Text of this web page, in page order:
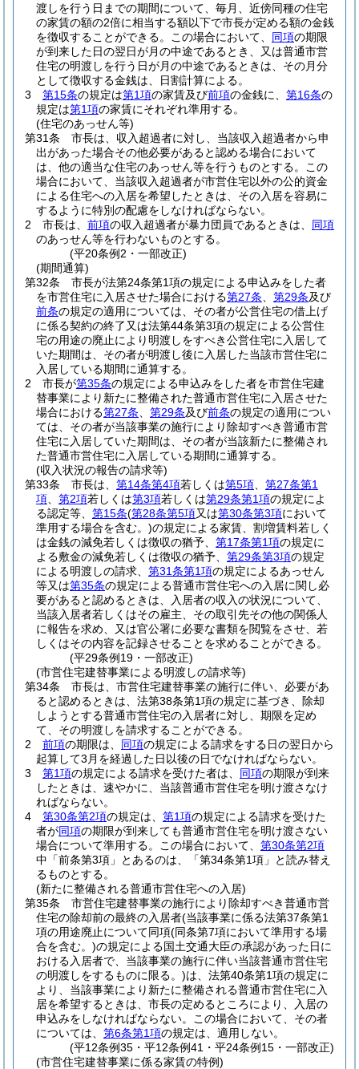
渡しを行う日までの期間について、毎月、近傍同種の住宅
の家賃の額の2倍に相当する額以下で市長が定める額の金銭
を徴収することができる。
この場合において、 同項の期限
が到来した日の翌日が月の中途であるとき、又は普通市営
住宅の明渡しを行う日が月の中途であるときは、その月分
として徴収する金銭は、日割計算による。
3
第15条の規定は第1項の家賃及び前項の金銭に、 第16条の
規定は第1項の家賃にそれぞれ準用する。
(住宅のあっせん等)
第31条
市長は、収入超過者に対し、当該収入超過者から申
出があった場合その他必要があると認める場合において
は、他の適当な住宅のあっせん等を行うものとする。
この
場合において、当該収入超過者が市営住宅以外の公的資金
による住宅への入居を希望したときは、その入居を容易に
するように特別の配慮をしなければならない。
2
市長は、 前項の収入超過者が暴力団員であるときは、 同項
のあっせん等を行わないものとする。
(平20条例2・一部改正)
(期間通算)
第32条
市長が法第24条第1項の規定による申込みをした者
を市営住宅に入居させた場合における第27条 第29条及び
前条の規定の適用については、その者が公営住宅の借上げ
に係る契約の終了又は法第44条第3項の規定による公営住
宅の用途の廃止により明渡しをすべき公営住宅に入居して
いた期間は、その者が明渡し後に入居した当該市営住宅に
入居している期間に通算する。
2
市長が第35条の規定による申込みをした者を市営住宅建
替事業により新たに整備された普通市営住宅に入居させた
場合における第27条 第29条及び前条の規定の適用につい
ては、その者が当該事業の施行により除却すべき普通市営
住宅に入居していた期間は、その者が当該新たに整備され
た普通市営住宅に入居している期間に通算する。
(収入状況の報告の請求等)
第33条
市長は、 第14条第4項若しくは第5項
第27条第1
項
第2項若しくは第3項若しくは第29条第1項の規定によ
る認定等、 第15条(第28条第5項又は第30条第3項において
準用する場合を含む。)の規定による家賃、割増賃料若しく
は金銭の減免若しくは徴収の猶予、 第17条第1項の規定に
よる敷金の減免若しくは徴収の猶予、 第29条第3項の規定
による明渡しの請求、 第31条第1項の規定によるあっせん
等又は第35条の規定による普通市営住宅への入居に関し必
要があると認めるときは、入居者の収入の状況について、
当該入居者若しくはその雇主、その取引先その他の関係人
に報告を求め、又は官公署に必要な書類を閲覧をさせ、若
しくはその内容を記録させることを求めることができる。
(平29条例19・一部改正)
(市営住宅建替事業による明渡しの請求等)
第34条
市長は、市営住宅建替事業の施行に伴い、必要があ
ると認めるときは、法第38条第1項の規定に基づき、除却
しようとする普通市営住宅の入居者に対し、期限を定め
て、その明渡しを請求することができる。
2
前項の期限は、 同項の規定による請求をする日の翌日から
起算して3月を経過した日以後の日でなければならない。
3
第1項の規定による請求を受けた者は、 同項の期限が到来
したときは、速やかに、当該普通市営住宅を明け渡さなけ
ればならない。
4
第30条第2項の規定は、 第1項の規定による請求を受けた
者が同項の期限が到来しても普通市営住宅を明け渡さない
場合について準用する。
この場合において、 第30条第2項
中「前条第3項」とあるのは、「第34条第1項」と読み替え
るものとする。
(新たに整備される普通市営住宅への入居)
第35条
市営住宅建替事業の施行により除却すべき普通市営
住宅の除却前の最終の入居者(当該事業に係る法第37条第1
項の用途廃止について同項(同条第7項において準用する場
合を含む。)の規定による国土交通大臣の承認があった日に
おける入居者で、当該事業の施行に伴い当該普通市営住宅
の明渡しをするものに限る。)は、法第40条第1項の規定に
より、当該事業により新たに整備される普通市営住宅に入
居を希望するときは、市長の定めるところにより、入居の
申込みをしなければならない。
この場合において、その者
については、 第6条第1項の規定は、適用しない。
(平12条例35・平12条例41・平24条例15・一部改正)
(市営住宅建替事業に係る家賃の特例)